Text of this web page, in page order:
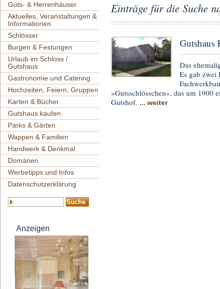
Guts- & Herrenhäuser
Aktuelles, Veranstaltungen &
Informationen
Schlösser
Burgen & Festungen
Urlaub im Schloss /
Gutshaus
Gastronomie und Catering
Hochzeiten, Feiern, Gruppen
Karten & Bücher
Gutshaus kaufen
Parks & Gärten
Wappen & Familien
Handwerk & Denkmal
Domänen
Werbetipps und Infos
Datenschutzerklärung
Anzeigen
Einträge für die Suche
Gutshaus
Das
Es gab zwei
»Gutsschlösschen«, das um 1900
Gutshof. ... weiter